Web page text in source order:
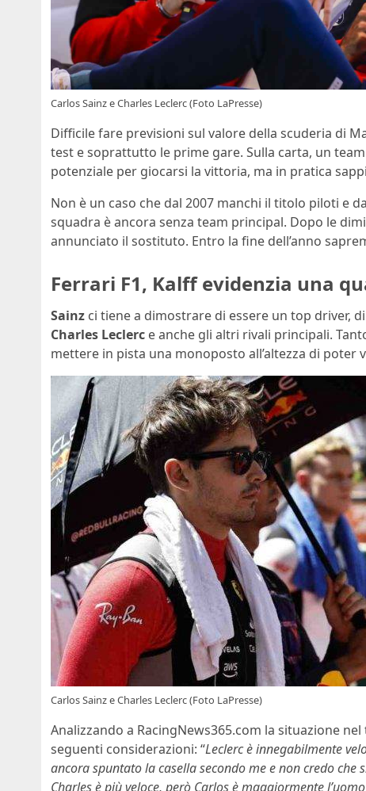
Carlos Sainz e Charles Leclerc (Foto LaPresse)
Difficile fare previsioni sul valore della scuderia di
test e soprattutto le prime gare. Sulla carta, un
potenziale per giocarsi la vittoria, ma in pratica
Non è un caso che dal 2007 manchi il titolo piloti e
squadra è ancora senza team principal. Dopo le
annunciato il sostituto. Entro la fine dell’anno
Ferrari F1, Kalff evidenzia una
Sainz ci tiene a dimostrare di essere un top driver,
Charles Leclerc e anche gli altri rivali principali.
mettere in pista una monoposto all’altezza di poter
Carlos Sainz e Charles Leclerc (Foto LaPresse)
Analizzando a RacingNews365.com la situazione
seguenti considerazioni: “Leclerc è innegabilmente
ancora spuntato la casella secondo me e non credo che
Charles è più veloce, però Carlos è maggiormente